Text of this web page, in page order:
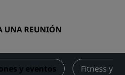
UNA REUNIÓN
y eventos Fitness y